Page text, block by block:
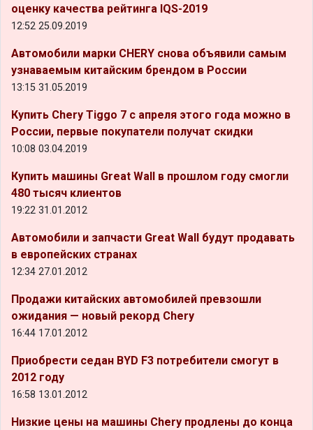
оценку качества рейтинга IQS-2019
12:52 25.09.2019
Автомобили марки CHERY снова объявили самым
узнаваемым китайским брендом в России
13:15 31.05.2019
Купить Chery Tiggo 7 с апреля этого года можно в
России, первые покупатели получат скидки
10:08 03.04.2019
Купить машины Great Wall в прошлом году смогли
480 тысяч клиентов
19:22 31.01.2012
Автомобили и запчасти Great Wall будут продавать
в европейских странах
12:34 27.01.2012
Продажи китайских автомобилей превзошли
ожидания — новый рекорд Chery
16:44 17.01.2012
Приобрести седан BYD F3 потребители смогут в
2012 году
16:58 13.01.2012
Низкие цены на машины Chery продлены до конца